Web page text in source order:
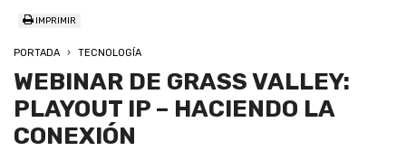
IMPRIMIR
PORTADA TECNOLOGÍA
WEBINAR DE GRASS VALLEY:
PLAYOUT IP – HACIENDO LA
CONEXIÓN